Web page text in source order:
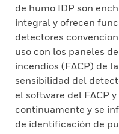
de humo IDP son
integral y ofrecen
detectores
uso con los paneles
incendios (FACP) de
sensibilidad del
el software del FACP
continuamente y se
de identificación de